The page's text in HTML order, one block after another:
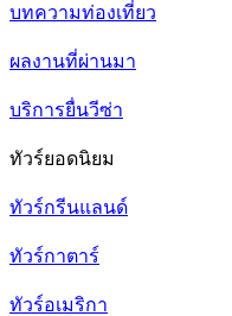
บทความท่องเที่ยว
ผลงานที่ผ่านมา
บริการยื่นวีซ่า
ทัวร์ยอดนิยม
ทัวร์กรีนแลนด์
ทัวร์กาตาร์
ทัวร์อเมริกา